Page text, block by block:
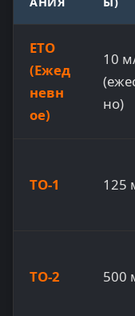
ЕТО
(Ежед
невн
ое)
10
но)
ТО-1 125
ТО-2 500